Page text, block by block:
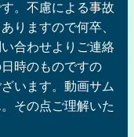
。不慮による事故
りますので何卒、
合わせよりご連絡
時のものですの
います。動画サム
その点ご理解いた